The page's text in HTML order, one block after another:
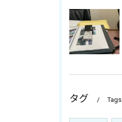
タグ Tags